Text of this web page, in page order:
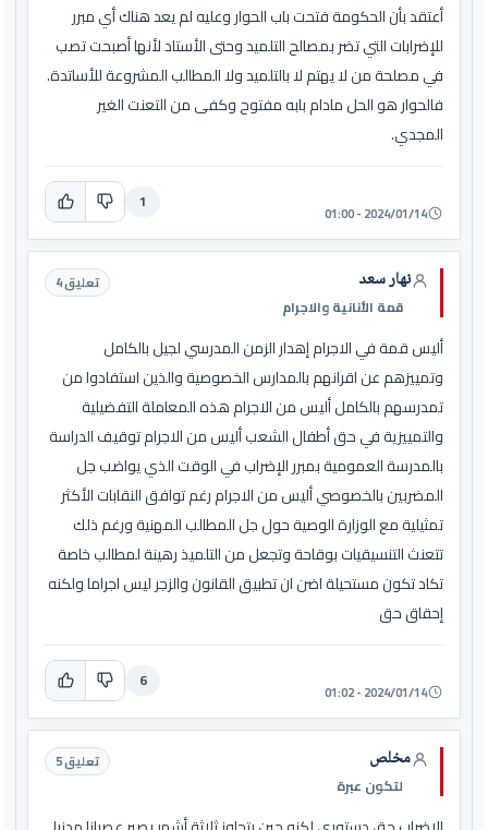
أعتقد بأن الحكومة فتحت باب الحوار وعليه لم يعد هناك أي مبرر
للإضرابات التي تضر بمصالح التلميد وحتى الأستاد لأنها أصبحت تصب
في مصلحة من لا يهتم لا بالتلميد ولا المطالب المشروعة للأساتدة.
فالحوار هو الحل مادام بابه مفتوح وكفى من التعنت الغير
المجدي.
2024/01/14 - 01:00
1
نهار سعد
قمة الأنانية والاجرام
تعليق 4
أليس قمة في الاجرام إهدار الزمن المدرسي لجيل بالكامل
وتمييزهم عن اقرانهم بالمدارس الخصوصية والذين استفادوا من
تمدرسهم بالكامل أليس من الاجرام هذه المعاملة التفضيلية
والتمييزية في حق أطفال الشعب أليس من الاجرام توقيف الدراسة
بالمدرسة العمومية بمبرر الإضراب في الوقت الذي يواضب جل
المضربين بالخصوصي أليس من الاجرام رغم توافق النقابات الأكثر
تمثيلية مع الوزارة الوصية حول جل المطالب المهنية ورغم ذلك
تتعنث التنسيقيات بوقاحة وتجعل من التلميذ رهينة لمطالب خاصة
تكاد تكون مستحيلة اضن ان تطبيق القانون والزجر ليس اجراما ولكنه
إحقاق حق
2024/01/14 - 01:02
6
مخلص
لتكون عبرة
تعليق 5